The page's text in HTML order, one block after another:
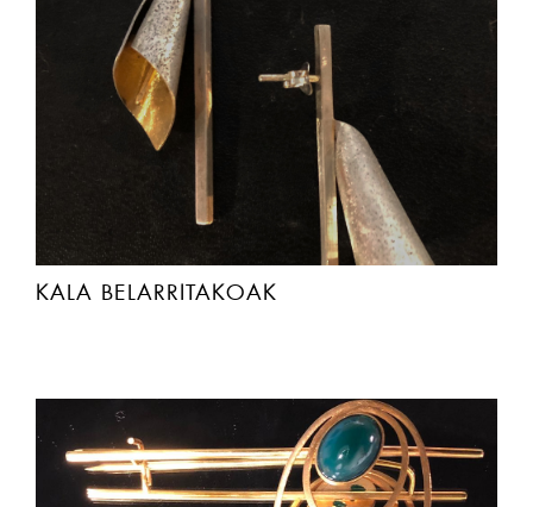
KALA BELARRITAKOAK